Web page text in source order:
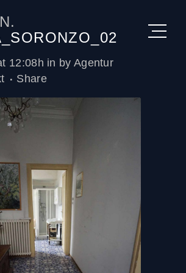
12:08h in by Agentur
Share